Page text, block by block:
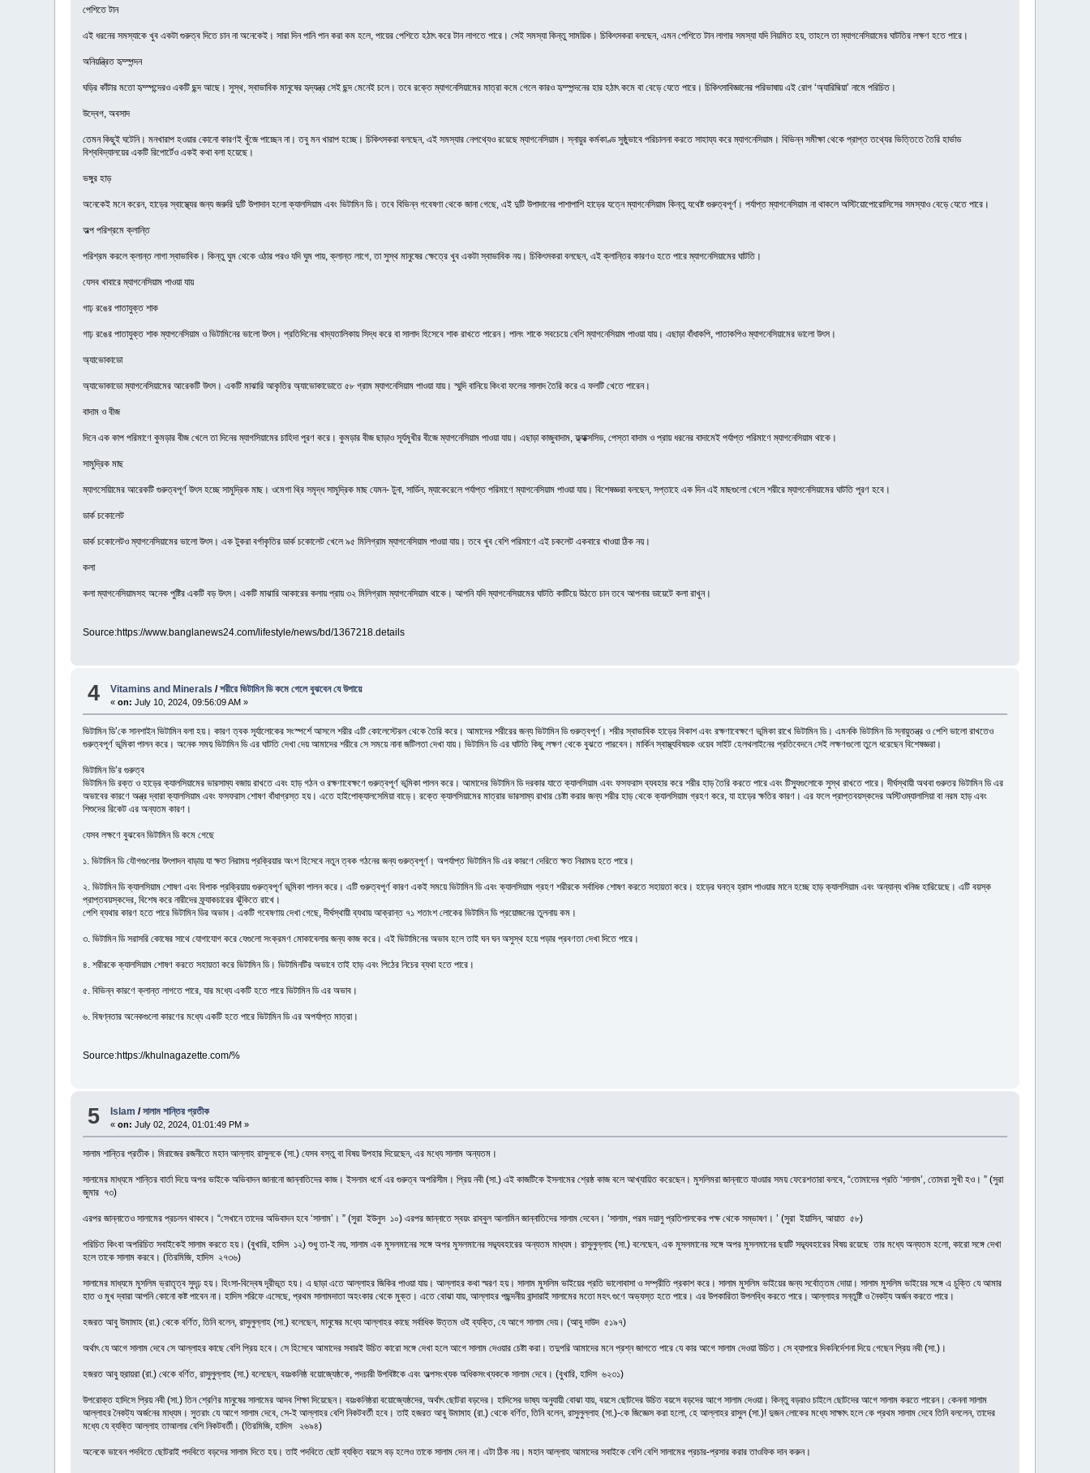
পেশিতে টান
এই ধরনের সমস্যাকে খুব একটা গুরুত্ব দিতে চান না অনেকেই। সারা দিন পানি পান করা কম হলে, পায়ের পেশিতে হঠাৎ করে টান লাগতে পারে। সেই সমস্যা কিন্তু সাময়িক। চিকিৎসকরা বলছেন, এমন পেশিতে টান লাগার সমস্যা যদি নিয়মিত হয়, তাহলে তা ম্যাগনেসিয়ামের ঘাটতির লক্ষণ হতে পারে।
অনিয়ন্ত্রিত হৃদ্স্পন্দন
ঘড়ির কাঁটার মতো হৃদ্স্পন্দেরও একটি ছন্দ আছে। সুস্থ, স্বাভাবিক মানুষের হৃদ্যন্ত্র সেই ছন্দ মেনেই চলে। তবে রক্তে ম্যাগনেসিয়ামের মাত্রা কমে গেলে কারও হৃদ্স্পন্দনের হার হঠাৎ কমে বা বেড়ে যেতে পারে। চিকিৎসাবিজ্ঞানের পরিভাষায় এই রোগ ‘অ্যারিদ্মিয়া’ নামে পরিচিত।
উদ্বেগ, অবসাদ
তেমন কিছুই ঘটেনি। মনখারাপ হওয়ার কোনো কারণই খুঁজে পাচ্ছেন না। তবু মন খারাপ হচ্ছে। চিকিৎসকরা বলছেন, এই সমস্যার নেপথ্যেও রয়েছে ম্যাগনেসিয়াম। স্নায়ুর কর্মকাণ্ড সুষ্ঠুভাবে পরিচালনা করতে সাহায্য করে ম্যাগনেসিয়াম। বিভিন্ন সমীক্ষা থেকে প্রাপ্ত তথ্যের ভিত্তিতে তৈরি হার্ভাড
বিশ্ববিদ্যালয়ের একটি রিপোর্টেও একই কথা বলা হয়েছে।
ভঙ্গুর হাড়
অনেকেই মনে করেন, হাড়ের স্বাস্থ্যের জন্য জরুরি দুটি উপাদান হলো ক্যালসিয়াম এবং ভিটামিন ডি। তবে বিভিন্ন গবেষণা থেকে জানা গেছে, এই দুটি উপাদানের পাশাপাশি হাড়ের যত্নে ম্যাগনেসিয়াম কিন্তু যথেষ্ট গুরুত্বপূর্ণ। পর্যাপ্ত ম্যাগনেসিয়াম না থাকলে অস্টিয়োপোরোসিসের সমস্যাও বেড়ে যেতে পারে।
অল্প পরিশ্রমে ক্লান্তি
পরিশ্রম করলে ক্লান্ত লাগা স্বাভাবিক। কিন্তু ঘুম থেকে ওঠার পরও যদি ঘুম পায়, ক্লান্ত লাগে, তা সুস্থ মানুষের ক্ষেত্রে খুব একটা স্বাভাবিক নয়। চিকিৎসকরা বলছেন, এই ক্লান্তির কারণও হতে পারে ম্যাগনেসিয়ামের ঘাটতি।
যেসব খাবারে ম্যাগনেসিয়াম পাওয়া যায়
গাঢ় রঙের পাতাযুক্ত শাক
গাঢ় রঙের পাতাযুক্ত শাক ম্যাগনেসিয়াম ও ভিটামিনের ভালো উৎস। প্রতিদিনের খাদ্যতালিকায় সিদ্ধ করে বা সালাদ হিসেবে শাক রাখতে পারেন। পালং শাকে সবচেয়ে বেশি ম্যাগনেসিয়াম পাওয়া যায়। এছাড়া বাঁধাকপি, পাতাকপিও ম্যাগনেসিয়ামের ভালো উৎস।
অ্যাভোকাডো
অ্যাভোকাডো ম্যাগনেসিয়ামের আরেকটি উৎস। একটি মাঝারি আকৃতির অ্যাভোকাডোতে ৫৮ গ্রাম ম্যাগনেসিয়াম পাওয়া যায়। স্মুদি বানিয়ে কিংবা ফলের সালাদ তৈরি করে এ ফলটি খেতে পারেন।
বাদাম ও বীজ
দিনে এক কাপ পরিমাণে কুমড়ার বীজ খেলে তা দিনের ম্যাগসিয়ামের চাহিদা পূরণ করে। কুমড়ার বীজ ছাড়াও সূর্যমুখীর বীজে ম্যাগনেসিয়াম পাওয়া যায়। এছাড়া কাজুবাদাম, ফ্ল্যাক্সসিড, পেস্তা বাদাম ও প্রায় ধরনের বাদামেই পর্যাপ্ত পরিমাণে ম্যাগনেসিয়াম থাকে।
সামুদ্রিক মাছ
ম্যাগসেয়িামের আরেকটি গুরুত্বপূর্ণ উৎস হচ্ছে সামুদ্রিক মাছ। ওমেগা থ্রি সমৃদ্ধ সামুদ্রিক মাছ যেমন- টুনা, সার্ডিন, ম্যাকেরেলে পর্যাপ্ত পরিমাণে ম্যাগনেসিয়াম পাওয়া যায়। বিশেষজ্ঞরা বলছেন, সপ্তাহে এক দিন এই মাছগুলো খেলে শরীরে ম্যাগনেসিয়ামের ঘাটতি পূরণ হবে।
ডার্ক চকোলেট
ডার্ক চকোলেটও ম্যাগনেসিয়ামের ভালো উৎস। এক টুকরা বর্গাকৃতির ডার্ক চকোলেট খেলে ৯৫ মিলিগ্রাম ম্যাগনেসিয়াম পাওয়া যায়। তবে খুব বেশি পরিমাণে এই চকলেট একবারে খাওয়া ঠিক নয়।
কলা
কলা ম্যাগনেসিয়ামসহ অনেক পুষ্টির একটি বড় উৎস। একটি মাঝারি আকারের কলায় প্রায় ৩২ মিলিগ্রাম ম্যাগনেসিয়াম থাকে। আপনি যদি ম্যাগনেসিয়ামের ঘাটতি কাটিয়ে উঠতে চান তবে আপনার ডায়েটে কলা রাখুন।
Source:https://www.banglanews24.com/lifestyle/news/bd/1367218.details
4 Vitamins and Minerals /শরীরে ভিটামিন ডি কমে গেলে বুঝবেন যে উপায়ে
«on: July 10, 2024, 09:56:09 AM »
ভিটামিন ডি’কে সানশাইন ভিটামিন বলা হয়। কারণ ত্বক সূর্যালোকের সংস্পর্শে আসলে শরীর এটি কোলেস্টেরল থেকে তৈরি করে। আমাদের শরীরের জন্য ভিটামিন ডি গুরুত্বপূর্ণ। শরীর স্বাভাবিক হাড়ের বিকাশ এবং রক্ষণাবেক্ষণে ভূমিকা রাখে ভিটামিন ডি। এমনকি ভিটামিন ডি স্নায়ুতন্ত্র ও পেশি ভালো রাখতেও
গুরুত্বপূর্ণ ভূমিকা পালন করে। অনেক সময় ভিটামিন ডি এর ঘাটতি দেখা দেয় আমাদের শরীরে সে সময়ে নানা জটিলতা দেখা যায়। ভিটামিন ডি এর ঘাটতি কিছু লক্ষণ থেকে বুঝতে পারবেন। মার্কিন স্বাস্থ্যবিষয়ক ওয়েব সাইট হেলথলাইনের প্রতিবেদনে সেই লক্ষণগুলো তুলে ধরেছেন বিশেষজ্ঞরা।
ভিটামিন ডি’র গুরুত্ব
ভিটামিন ডি রক্ত ও হাড়ের ক্যালসিয়ামের ভারসাম্য বজায় রাখতে এবং হাড় গঠন ও রক্ষণাবেক্ষণে গুরুত্বপূর্ণ ভূমিকা পালন করে। আমাদের ভিটামিন ডি দরকার যাতে ক্যালসিয়াম এবং ফসফরাস ব্যবহার করে শরীর হাড় তৈরি করতে পারে এবং টিস্যুগুলোকে সুস্থ রাখতে পারে। দীর্ঘস্থায়ী অথবা গুরুতর ভিটামিন ডি এর
অভাবের কারণে অন্ত্র দ্বারা ক্যালসিয়াম এবং ফসফরাস শোষণ বাঁধাগ্রস্ত হয়। এতে হাইপোক্যালসেমিয়া বাড়ে। রক্তে ক্যালসিয়ামের মাত্রার ভারসাম্য রাখার চেষ্টা করার জন্য শরীর হাড় থেকে ক্যালসিয়াম গ্রহণ করে, যা হাড়ের ক্ষতির কারণ। এর ফলে প্রাপ্তবয়স্কদের অস্টিওম্যালাসিয়া বা নরম হাড় এবং
শিশুদের রিকেট এর অন্যতম কারণ।
যেসব লক্ষণে বুঝবেন ভিটামিন ডি কমে গেছে
১. ভিটামিন ডি যৌগগুলোর উৎপাদন বাড়ায় যা ক্ষত নিরাময় প্রক্রিয়ার অংশ হিসেবে নতুন ত্বক গঠনের জন্য গুরুত্বপূর্ণ। অপর্যাপ্ত ভিটামিন ডি এর কারণে দেরিতে ক্ষত নিরাময় হতে পারে।
২. ভিটামিন ডি ক্যালসিয়াম শোষণ এবং বিপাক প্রক্রিয়ায় গুরুত্বপূর্ণ ভূমিকা পালন করে। এটি গুরুত্বপূর্ণ কারণ একই সময়ে ভিটামিন ডি এবং ক্যালসিয়াম গ্রহণ শরীরকে সর্বাধিক শোষণ করতে সহায়তা করে। হাড়ের ঘনত্ব হ্রাস পাওয়ার মানে হচ্ছে হাড় ক্যালসিয়াম এবং অন্যান্য খনিজ হারিয়েছে। এটি বয়স্ক
প্রাপ্তবয়স্কদের, বিশেষ করে নারীদের ফ্র্যাকচারের ঝুঁকিতে রাখে।
পেশি ব্যথার কারণ হতে পারে ভিটামিন ডির অভাব। একটি গবেষণায় দেখা গেছে, দীর্ঘস্থায়ী ব্যথায় আক্রান্ত ৭১ শতাংশ লোকের ভিটামিন ডি প্রয়োজনের তুলনায় কম।
৩. ভিটামিন ডি সরাসরি কোষের সাথে যোগাযোগ করে যেগুলো সংক্রমণ মোকাবেলার জন্য কাজ করে। এই ভিটামিনের অভাব হলে তাই ঘন ঘন অসুস্থ হয়ে পড়ার প্রবণতা দেখা দিতে পারে।
৪. শরীরকে ক্যালসিয়াম শোষণ করতে সহায়তা করে ভিটামিন ডি। ভিটামিনটির অভাবে তাই হাড় এবং পিঠের নিচের ব্যথা হতে পারে।
৫. বিভিন্ন কারণে ক্লান্ত লাগতে পারে, যার মধ্যে একটি হতে পারে ভিটামিন ডি এর অভাব।
৬. বিষণ্নতার অনেকগুলো কারণের মধ্যে একটি হতে পারে ভিটামিন ডি এর অপর্যাপ্ত মাত্রা।
Source:https://khulnagazette.com/%
5 Islam /সালাম শান্তির প্রতীক
«on: July 02, 2024, 01:01:49 PM »
সালাম শান্তির প্রতীক। মিরাজের রজনীতে মহান আল্লাহ রাসুলকে (সা.) যেসব বস্তু বা বিষয় উপহার দিয়েছেন, এর মধ্যে সালাম অন্যতম।
সালামের মাধ্যমে শান্তির বার্তা দিয়ে অপর ভাইকে অভিবাদন জানানো জান্নাতিদের কাজ। ইসলাম ধর্মে এর গুরুত্ব অপরিসীম। প্রিয় নবী (সা.) এই কাজটিকে ইসলামের শ্রেষ্ঠ কাজ বলে আখ্যায়িত করেছেন। মুসলিমরা জান্নাতে যাওয়ার সময় ফেরেশতারা বলবে, “তোমাদের প্রতি ‘সালাম’, তোমরা সুখী হও। ” (সুরা
জুমার ৭৩)
এরপর জান্নাতেও সালামের প্রচলন থাকবে। “সেখানে তাদের অভিবাদন হবে ‘সালাম’। ” (সুরা ইউনুস ১০) এরপর জান্নাতে স্বয়ং রাব্বুল আলামিন জান্নাতিদের সালাম দেবেন। ‘সালাম, পরম দয়ালু প্রতিপালকের পক্ষ থেকে সম্ভাষণ। ’ (সুরা ইয়াসিন, আয়াত ৫৮)
পরিচিত কিংবা অপরিচিত সবাইকেই সালাম করতে হয়। (বুখারি, হাদিস ১২) শুধু তা-ই নয়, সালাম এক মুসলমানের সঙ্গে অপর মুসলমানের সদ্ব্যবহারের অন্যতম মাধ্যম। রাসুলুল্লাহ (সা.) বলেছেন, এক মুসলমানের সঙ্গে অপর মুসলমানের ছয়টি সদ্ব্যবহারের বিষয় রয়েছে তার মধ্যে অন্যতম হলো, কারো সঙ্গে দেখা
হলে তাকে সালাম করবে। (তিরমিজি, হাদিস ২৭৩৬)
সালামের মাধ্যমে মুসলিম ভ্রাতৃত্ব সুদৃঢ় হয়। হিংসা-বিদ্বেষ দূরীভূত হয়। এ ছাড়া এতে আল্লাহর জিকির পাওয়া যায়। আল্লাহর কথা স্মরণ হয়। সালাম মুসলিম ভাইয়ের প্রতি ভালোবাসা ও সম্প্রীতি প্রকাশ করে। সালাম মুসলিম ভাইয়ের জন্য সর্বোত্তম দোয়া। সালাম মুসলিম ভাইয়ের সঙ্গে এ চুক্তি যে আমার
হাত ও মুখ দ্বারা আপনি কোনো কষ্ট পাবেন না। হাদিস শরিফে এসেছে, প্রথম সালামদাতা অহংকার থেকে মুক্ত। এতে বোঝা যায়, আল্লাহর পছন্দনীয় বান্দারাই সালামের মতো মহৎ গুণে অভ্যস্ত হতে পারে। এর উপকারিতা উপলব্ধি করতে পারে। আল্লাহর সন্তুষ্টি ও নৈকট্য অর্জন করতে পারে।
হজরত আবু উমামাহ (রা.) থেকে বর্ণিত, তিনি বলেন, রাসুলুল্লাহ (সা.) বলেছেন, মানুষের মধ্যে আল্লাহর কাছে সর্বাধিক উত্তম ওই ব্যক্তি, যে আগে সালাম দেয়। (আবু দাউদ ৫১৯৭)
অর্থাৎ যে আগে সালাম দেবে সে আল্লাহর কাছে বেশি প্রিয় হবে। সে হিসেবে আমাদের সবারই উচিত কারো সঙ্গে দেখা হলে আগে সালাম দেওয়ার চেষ্টা করা। তদুপরি আমাদের মনে প্রশ্ন জাগতে পারে যে কার আগে সালাম দেওয়া উচিত। সে ব্যাপারে দিকনির্দেশনা দিয়ে গেছেন প্রিয় নবী (সা.)।
হজরত আবু হুরায়রা (রা.) থেকে বর্ণিত, রাসুলুল্লাহ (সা.) বলেছেন, বয়ঃকনিষ্ঠ বয়োজ্যেষ্ঠকে, পদচারী উপবিষ্টকে এবং অল্পসংখ্যক অধিকসংখ্যককে সালাম দেবে। (বুখারি, হাদিস ৬২৩১)
উপরোক্ত হাদিসে প্রিয় নবী (সা.) তিন শ্রেণির মানুষের সালামের আদব শিক্ষা দিয়েছেন। বয়ঃকনিষ্ঠরা বয়োজ্যেষ্ঠদের, অর্থাৎ ছোটরা বড়দের। হাদিসের ভাষ্য অনুযায়ী বোঝা যায়, বয়সে ছোটদের উচিত বয়সে বড়দের আগে সালাম দেওয়া। কিন্তু বড়রাও চাইলে ছোটদের আগে সালাম করতে পারেন। কেননা সালাম
আল্লাহর নৈকট্য অর্জনের মাধ্যম। সুতরাং যে আগে সালাম দেবে, সে-ই আল্লাহর বেশি নিকটবর্তী হবে। তাই হজরত আবু উমামাহ (রা.) থেকে বর্ণিত, তিনি বলেন, রাসুলুল্লাহ (সা.)-কে জিজ্ঞেস করা হলো, হে আল্লাহর রাসুল (সা.)! দুজন লোকের মধ্যে সাক্ষাৎ হলে কে প্রথম সালাম দেবে তিনি বললেন, তাদের
মধ্যে যে ব্যক্তি আল্লাহ তাআলার বেশি নিকটবর্তী। (তিরমিজি, হাদিস ২৬৯৪)
অনেকে ভাবেন পদবিতে ছোটরাই পদবিতে বড়দের সালাম দিতে হয়। তাই পদবিতে ছোট ব্যক্তি বয়সে বড় হলেও তাকে সালাম দেন না। এটা ঠিক নয়। মহান আল্লাহ আমাদের সবাইকে বেশি বেশি সালামের প্রচার-প্রসার করার তাওফিক দান করুন।